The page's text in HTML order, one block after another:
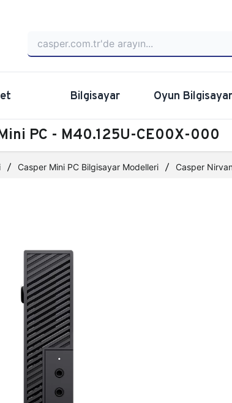
Bilgisayar Oyun
PC - M40.125U-CE00X-000
Casper Mini PC Bilgisayar Modelleri Casper